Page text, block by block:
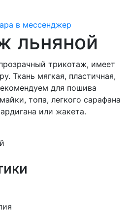
в мессенджер
льняной
трикотаж, имеет
Ткань мягкая, пластичная,
для пошива
топа, легкого сарафана
или жакета.